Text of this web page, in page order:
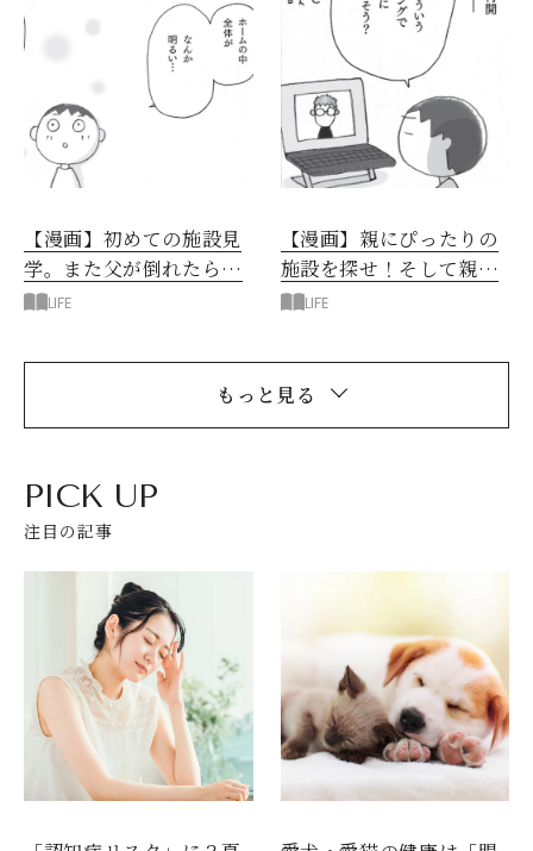
【漫画】初めての施設見
学。また父が倒れたら…
実家と施設、どっちが安
LIFE
【漫画】親にぴったりの
施設を探せ！そして親に
どう話を切り出す？
LIFE
もっと見る
PICK UP
注目の記事